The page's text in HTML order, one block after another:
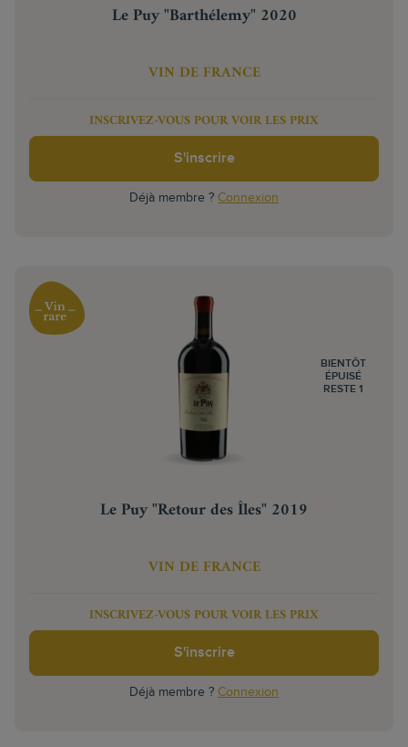
Le Puy "Barthélemy" 2020
VIN DE FRANCE
INSCRIVEZ-VOUS POUR VOIR LES PRIX
S'inscrire
Déjà membre ? Connexion
Le Puy "Retour des Îles" 2019
VIN DE FRANCE
BIENTÔT
ÉPUISÉ
RESTE 1
INSCRIVEZ-VOUS POUR VOIR LES PRIX
S'inscrire
Déjà membre ? Connexion